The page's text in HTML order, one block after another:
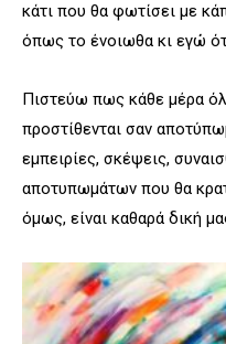
κάτι που θα φωτίσει με
όπως το ένοιωθα κι εγώ
Πιστεύω πως κάθε μέρα
προστίθενται σαν
εμπειρίες, σκέψεις,
αποτυπωμάτων που θα
όμως, είναι καθαρά δική